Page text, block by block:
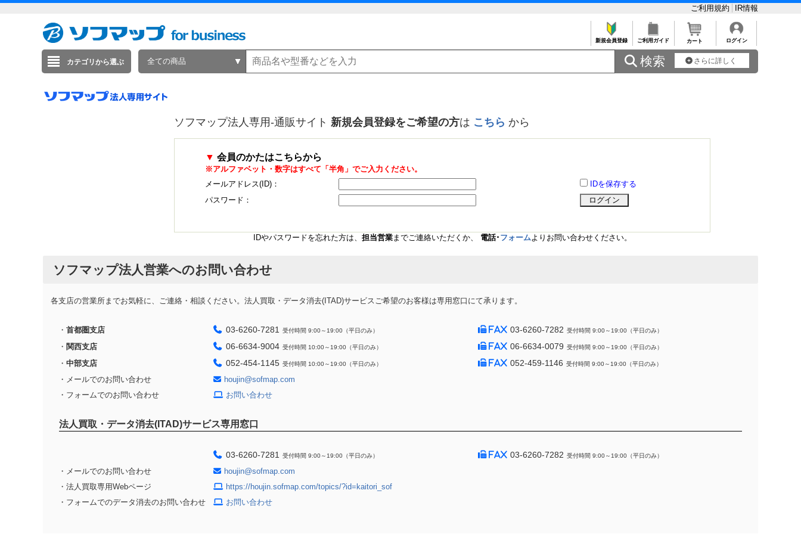
ご利用規約 IR情報
新規会員登録 ご利用ガイド カート ログイン
カテゴリから選ぶ 全ての商品  検索 さらに詳しく
ソフマップ法人専用-通販サイト 新規会員登録をご希望の方は こちら から
▼ 会員のかたはこちらから
※アルファベット・数字はすべて「半角」でご入力ください。
メールアドレス(ID)：
IDを保存する
パスワード：
IDやパスワードを忘れた方は、 担当営業までご連絡いただくか、 電話･ フォームよりお問い合わせください。
ソフマップ法人営業へのお問い合わせ
各支店の営業所までお気軽に、ご連絡・相談ください。法人買取・データ消去(ITAD)サービスご希望のお客様は専用窓口にて承ります。
・ 首都圏支店 03-6260-7281 受付時間 9:00～19:00（平日のみ） 03-6260-7282 受付時間 9:00～19:00（平日のみ）
・ 関西支店 06-6634-9004 受付時間 10:00～19:00（平日のみ） 06-6634-0079 受付時間 9:00～19:00（平日のみ）
・ 中部支店 052-454-1145 受付時間 10:00～19:00（平日のみ） 052-459-1146 受付時間 9:00～19:00（平日のみ）
・メールでのお問い合わせ
houjin@sofmap.com
・フォームでのお問い合わせ
お問い合わせ
法人買取・データ消去(ITAD)サービス専用窓口
03-6260-7281 受付時間 9:00～19:00（平日のみ） 03-6260-7282 受付時間 9:00～19:00（平日のみ）
・メールでのお問い合わせ
houjin@sofmap.com
・法人買取専用Webページ
https://houjin.sofmap.com/topics/?id=kaitori_sof
・フォームでのデータ消去のお問い合わせ
お問い合わせ